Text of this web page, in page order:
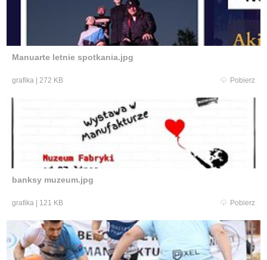
Manuarte letnie spotkania.jpg
grafika 272 KB Pobierz
banksy muzeum.jpg
grafika 121 KB Pobierz